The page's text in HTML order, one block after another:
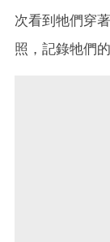
次看到牠們穿
照，記錄牠們